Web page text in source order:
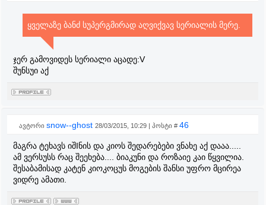
ყველაზე ბანძ სუპერგმირად აღვიქვავ სერიალის მერე.
ჯერ გამოვიდეს სერიალი აცადე:V
შუნსუი აქ
ავტორი snow--ghost 28/03/2015, 10:29 | პოსტი # 46
მაგრა ტეხავს იშIნის და კიოს შედარებები ვნახე აქ დააა.....
ამ ვერსუსს რაც შეეხება.... ბიაკუნი და როზაიე კაი წყვილია.
შესაბამისად კატენ კიოკოცუს მოგების შანსი უფრო მცირეა
ვიდრე ამათი.